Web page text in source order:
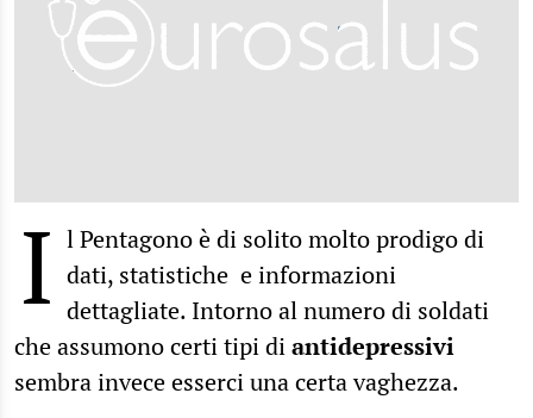
I l Pentagono è di solito molto prodigo di
dati, statistiche e informazioni
dettagliate. Intorno al numero di soldati
che assumono certi tipi diantidepressivi
sembra invece esserci una certa vaghezza.